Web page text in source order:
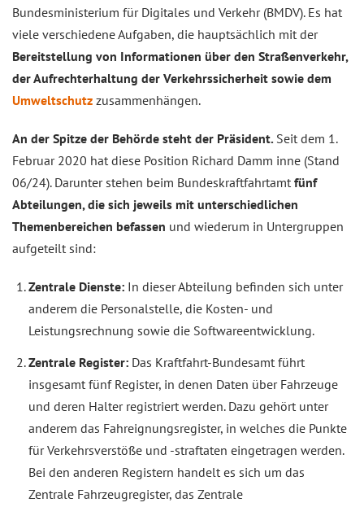
Bundesministerium für Digitales und Verkehr (BMDV). Es hat
viele verschiedene Aufgaben, die hauptsächlich mit der
Bereitstellung von Informationen über den Straßenverkehr,
der Aufrechterhaltung der Verkehrssicherheit sowie dem
Umweltschutz zusammenhängen.
An der Spitze der Behörde steht der Präsident. Seit dem 1.
Februar 2020 hat diese Position Richard Damm inne (Stand
06/24). Darunter stehen beim Bundeskraftfahrtamt fünf
Abteilungen, die sich jeweils mit unterschiedlichen
Themenbereichen befassen und wiederum in Untergruppen
aufgeteilt sind:
Zentrale Dienste: In dieser Abteilung befinden sich unter
anderem die Personalstelle, die Kosten- und
Leistungsrechnung sowie die Softwareentwicklung.
Zentrale Register: Das Kraftfahrt-Bundesamt führt
insgesamt fünf Register, in denen Daten über Fahrzeuge
und deren Halter registriert werden. Dazu gehört unter
anderem das Fahreignungsregister, in welches die Punkte
für Verkehrsverstöße und -straftaten eingetragen werden.
Bei den anderen Registern handelt es sich um das
Zentrale Fahrzeugregister, das Zentrale